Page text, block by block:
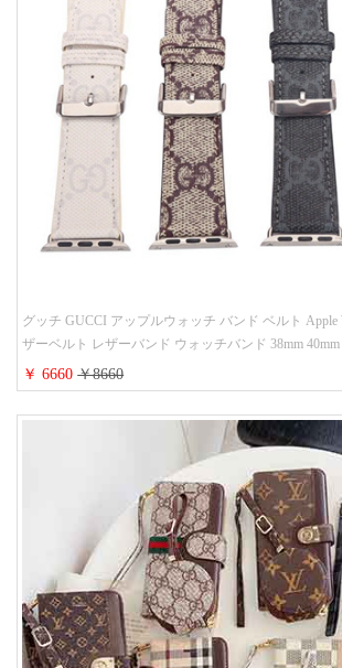
グッチ GUCCI アップルウォッチ バンド ベルト Apple
ザーベルト レザーバンド ウォッチバンド 38mm 40mm
￥ 6660￥8660